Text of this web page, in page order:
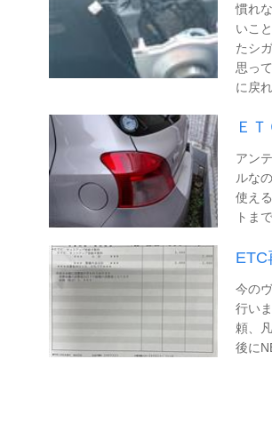
慣れ
いこ
たシ
思っ
に戻
Ｅ
アン
ルな
使え
トま
ETC
今の
行い
頼、
後に